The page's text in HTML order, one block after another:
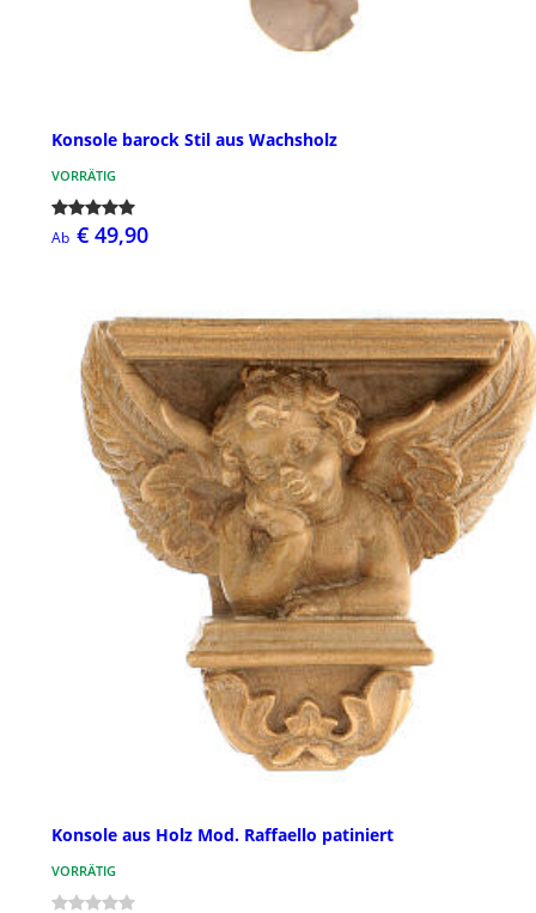
Konsole barock Stil aus Wachsholz
VORRÄTIG
Ab € 49,90
Konsole aus Holz Mod. Raffaello patiniert
VORRÄTIG